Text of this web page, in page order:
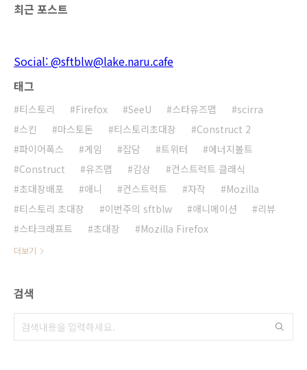
최근 포스트
Social: @sftblw@lake.naru.cafe
태그
티스토리 Firefox SeeU 스타유즈맵
scirra
스킨
마스토돈 티스토리초대장
Construct 2
파이어폭스
게임 잡담 트위터
에너지볼트
Construct
유즈맵 감상
컨스트럭트 클래식
초대장배포
애니 컨스트럭트 자작
Mozilla
티스토리 초대장
이번주의 sftblw 애니메이션
리뷰
스타크래프트
초대장 Mozilla Firefox
더보기
검색